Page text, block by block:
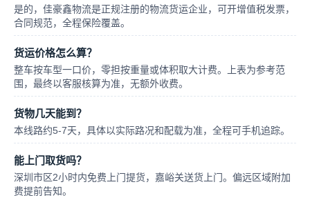
是的，佳豪鑫物流是正规注册的物流货运企业，可开增值税发票，
合同规范，全程保险覆盖。
货运价格怎么算？
整车按车型一口价，零担按重量或体积取大计费。上表为参考范
围，最终以客服核算为准，无额外收费。
货物几天能到？
本线路约5-7天，具体以实际路况和配载为准，全程可手机追踪。
能上门取货吗？
深圳市区2小时内免费上门提货，嘉峪关送货上门。偏远区域附加
费提前告知。